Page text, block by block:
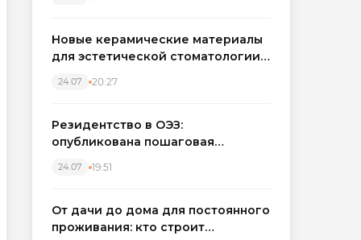
Новые керамические материалы
для эстетической стоматологии
24.07 20:27
Резидентство в ОЭЗ:
опубликована пошаговая
налоговых льгот для инвесторов
24.07 19:51
От дачи до дома для постоянного
проживания: кто строит